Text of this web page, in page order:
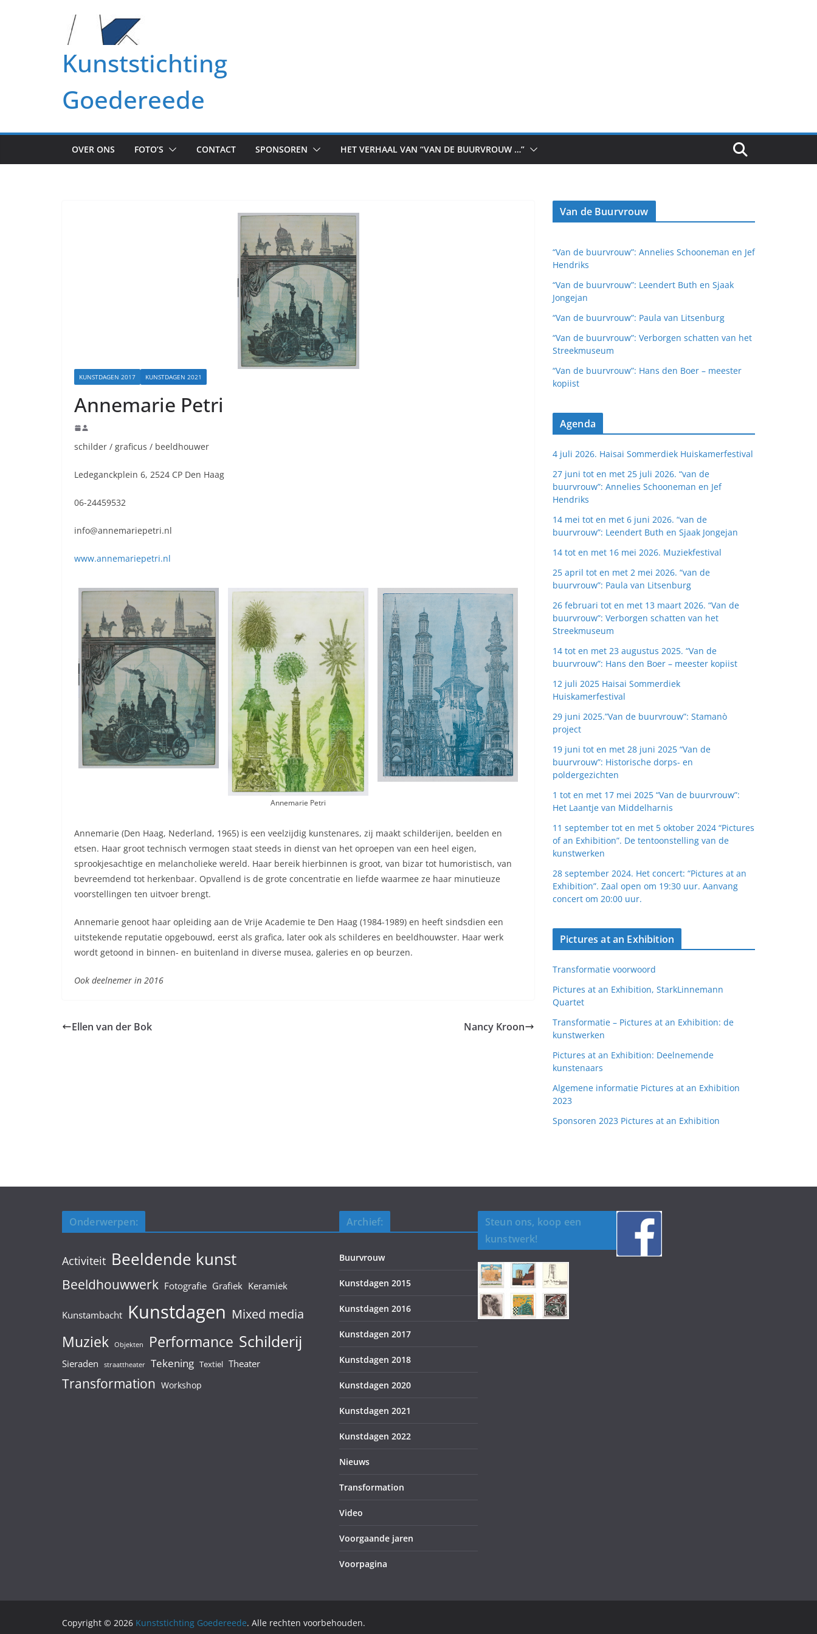
Kunststichting
Goedereede
OVER ONS FOTO’S CONTACT SPONSOREN HET VERHAAL VAN “VAN DE BUURVROUW …”
KUNSTDAGEN 2017 KUNSTDAGEN 2021
Annemarie Petri
schilder / graficus / beeldhouwer
Ledeganckplein 6, 2524 CP Den Haag
06-24459532
info@annemariepetri.nl
www.annemariepetri.nl
Annemarie Petri
Annemarie (Den Haag, Nederland, 1965) is een veelzij­dig kunstenares, zij maakt schilderijen, beelden en
etsen. Haar groot technisch vermogen staat steeds in dienst van het oproepen van een heel eigen,
sprookjesachtige en melancholieke wereld. Haar bereik hierbinnen is groot, van bizar tot humoris­tisch, van
bevreemdend tot herkenbaar. Opvallend is de grote concentratie en liefde waarmee ze haar minutieuze
voorstellingen ten uitvoer brengt.
Annemarie genoot haar opleiding aan de Vrije Aca­demie te Den Haag (1984-1989) en heeft sindsdien een
uitstekende reputatie opgebouwd, eerst als grafica, later ook als schilderes en beeldhouwster. Haar werk
wordt getoond in binnen- en buitenland in diverse musea, galeries en op beurzen.
Ook deelnemer in 2016
Ellen van der Bok Nancy Kroon
Van de Buurvrouw
“Van de buurvrouw”: Annelies Schooneman en Jef
Hendriks
“Van de buurvrouw”: Leendert Buth en Sjaak
Jongejan
“Van de buurvrouw”: Paula van Litsenburg
“Van de buurvrouw”: Verborgen schatten van het
Streekmuseum
“Van de buurvrouw”: Hans den Boer – meester
kopiist
Agenda
4 juli 2026. Haisai Sommerdiek Huiskamerfestival
27 juni tot en met 25 juli 2026. “van de
buurvrouw”: Annelies Schooneman en Jef
Hendriks
14 mei tot en met 6 juni 2026. “van de
buurvrouw”: Leendert Buth en Sjaak Jongejan
14 tot en met 16 mei 2026. Muziekfestival
25 april tot en met 2 mei 2026. “van de
buurvrouw”: Paula van Litsenburg
26 februari tot en met 13 maart 2026. “Van de
buurvrouw”: Verborgen schatten van het
Streekmuseum
14 tot en met 23 augustus 2025. “Van de
buurvrouw”: Hans den Boer – meester kopiist
12 juli 2025 Haisai Sommerdiek
Huiskamerfestival
29 juni 2025.”Van de buurvrouw”: Stamanò
project
19 juni tot en met 28 juni 2025 “Van de
buurvrouw”: Historische dorps- en
poldergezichten
1 tot en met 17 mei 2025 “Van de buurvrouw”:
Het Laantje van Middelharnis
11 september tot en met 5 oktober 2024 “Pictures
of an Exhibition”. De tentoonstelling van de
kunstwerken
28 september 2024. Het concert: “Pictures at an
Exhibition”. Zaal open om 19:30 uur. Aanvang
concert om 20:00 uur.
Pictures at an Exhibition
Transformatie voorwoord
Pictures at an Exhibition, StarkLinnemann
Quartet
Transformatie – Pictures at an Exhibition: de
kunstwerken
Pictures at an Exhibition: Deelnemende
kunstenaars
Algemene informatie Pictures at an Exhibition
2023
Sponsoren 2023 Pictures at an Exhibition
Onderwerpen:
Activiteit Beeldende kunst
Beeldhouwwerk Fotografie Grafiek Keramiek
Kunstambacht Kunstdagen Mixed media
Muziek Objekten Performance Schilderij
Sieraden straattheater Tekening Textiel Theater
Transformation Workshop
Archief:
Buurvrouw
Kunstdagen 2015
Kunstdagen 2016
Kunstdagen 2017
Kunstdagen 2018
Kunstdagen 2020
Kunstdagen 2021
Kunstdagen 2022
Nieuws
Transformation
Video
Voorgaande jaren
Voorpagina
Steun ons, koop een
kunstwerk!
Copyright © 2026 Kunststichting Goedereede. Alle rechten voorbehouden.